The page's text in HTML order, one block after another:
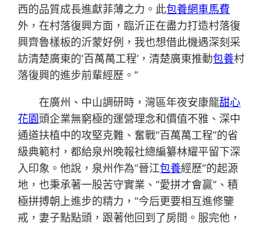
西的品質成長進獻菲薄之力。此包養網車馬費
外，在村落復興方面，臨沂正在盡力打造村落復
興齊魯樣板的沂蒙好例，我也想借此機遇深刻采
訪清楚廣東的‘百萬萬工程’，清楚廣東推動包養村
落復興的進步前輩經歷。”
在廣州、中山調研時，灣區年夜安康龍甜心
花園頭企業無窮極的運營理念和價值不雅、深中
通道扶植中的攻堅克難、奮戰“百萬萬工程”的省
級典範村，都給泉州晚報社總編纂林耀平留下深
入印象。他說，泉州作為“晉江包養經歷”的起源
地，也秉承著一股苦守實業、“愛拼才會贏”、積
極拼搏朝上進步的精力，“今后更要相互進修鑒
戒，妻子點點頭，跟著他回到了房間。服完他，